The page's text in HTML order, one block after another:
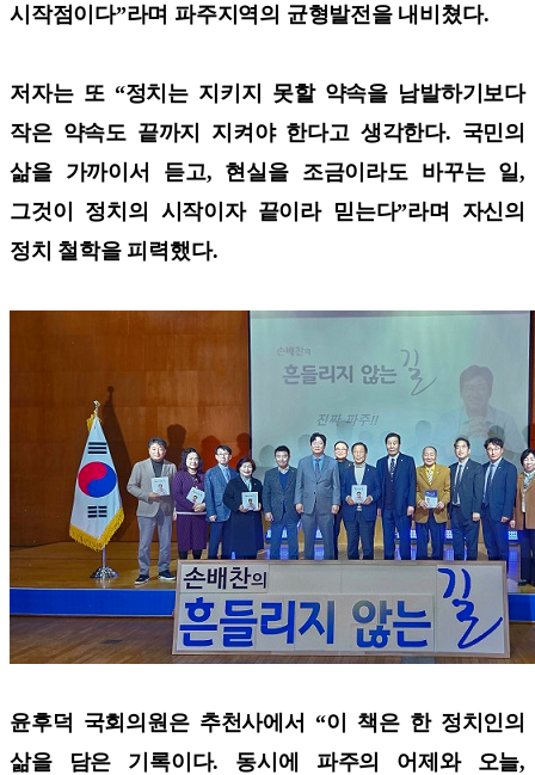
시작점이다”라며 파주지역의 균형발전을 내비쳤다.
저자는 또 “정치는 지키지 못할 약속을 남발하기보다
작은 약속도 끝까지 지켜야 한다고 생각한다. 국민의
삶을 가까이서 듣고, 현실을 조금이라도 바꾸는 일,
그것이 정치의 시작이자 끝이라 믿는다”라며 자신의
정치 철학을 피력했다.
윤후덕 국회의원은 추천사에서 “이 책은 한 정치인의
삶을 담은 기록이다. 동시에 파주의 어제와 오늘,